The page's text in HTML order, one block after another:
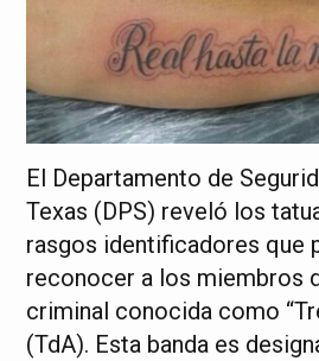
El Departamento de
Texas (DPS) reveló los
rasgos identificadores que
reconocer a los miembros
criminal conocida como
(TdA). Esta banda es